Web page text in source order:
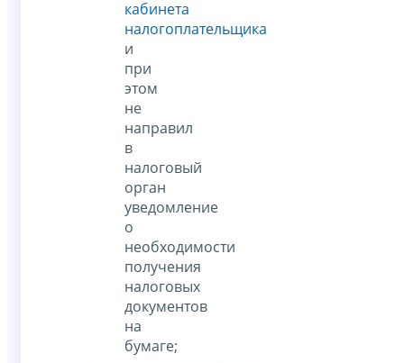
кабинета
налогоплательщика
и
при
этом
не
направил
в
налоговый
орган
уведомление
о
необходимости
получения
налоговых
документов
на
бумаге;